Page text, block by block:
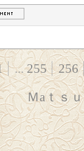
... 255
256
Ｍaｔｓ